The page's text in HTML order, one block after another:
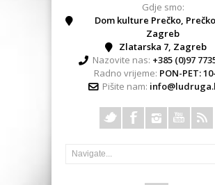
Gdje smo:
Dom kulture Prečko,
Zagreb
Zlatarska 7, Zagreb
Nazovite nas: +385 (0)97
Radno vrijeme: PON-PET:
Pišite nam: